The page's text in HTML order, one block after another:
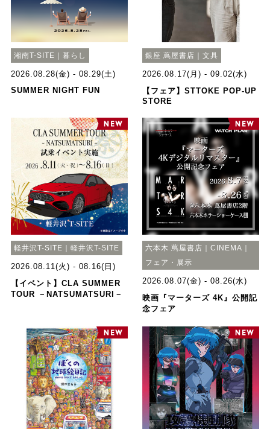
湘南T-SITE｜暮らし
2026.08.28(金) - 08.29(土)
SUMMER NIGHT FUN
銀座 蔦屋書店｜文具
2026.08.17(月) - 09.02(水)
【フェア】STTOKE POP-UP
STORE
軽井沢T-SITE｜軽井沢T-SITE
2026.08.11(火) - 08.16(日)
【イベント】CLA SUMMER
TOUR －NATSUMATSURI－
六本木 蔦屋書店｜CINEMA｜
フェア・展示
2026.08.07(金) - 08.26(水)
映画『マーターズ 4K』公開記
念フェア